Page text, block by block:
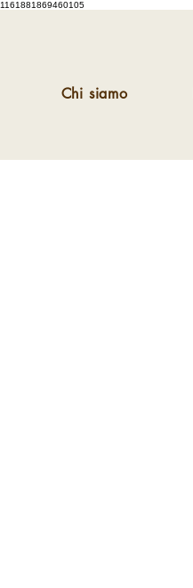
1161881869460105
Chi siamo